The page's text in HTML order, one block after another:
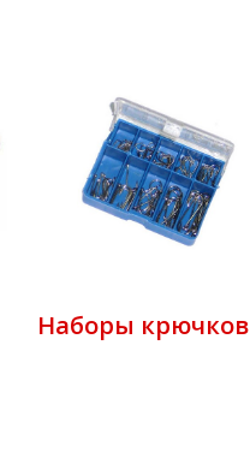
Наборы крючков